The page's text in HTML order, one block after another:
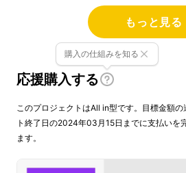
もっと見る
応援購入する
購入の仕組みを知る
このプロジェクトはAll in型です。目標金額
ト終了日の2024年03月15日までに支払いを
ます。